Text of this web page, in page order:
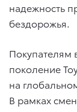
надежность
бездорожья.
Покупателям
поколение
на
В рамках